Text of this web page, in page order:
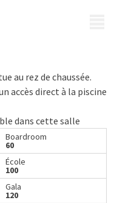
au rez de chaussée.
accès direct à la piscine
dans cette salle
Boardroom
60
École
100
Gala
120